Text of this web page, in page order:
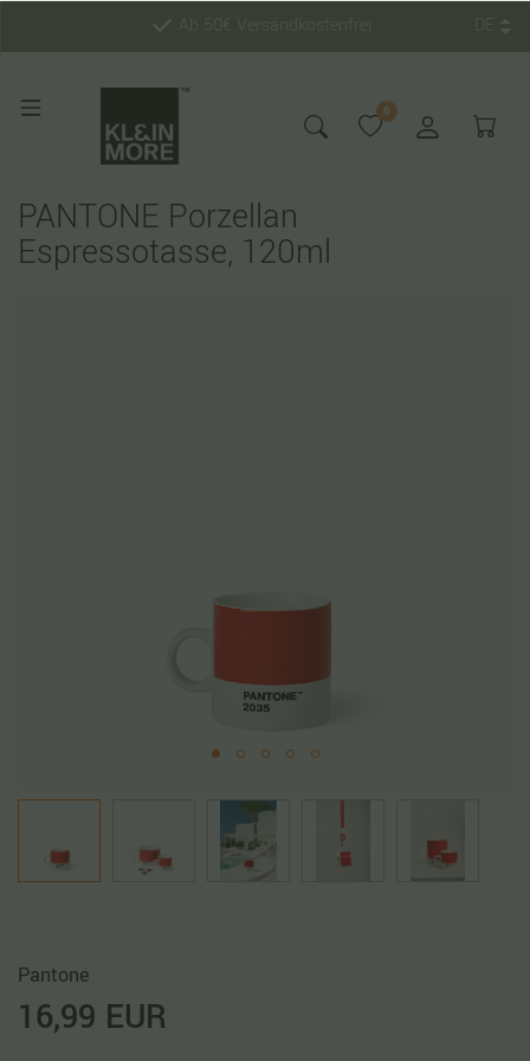
0
PANTONE Porzellan
Espressotasse, 120ml
Pantone
16,99 EUR